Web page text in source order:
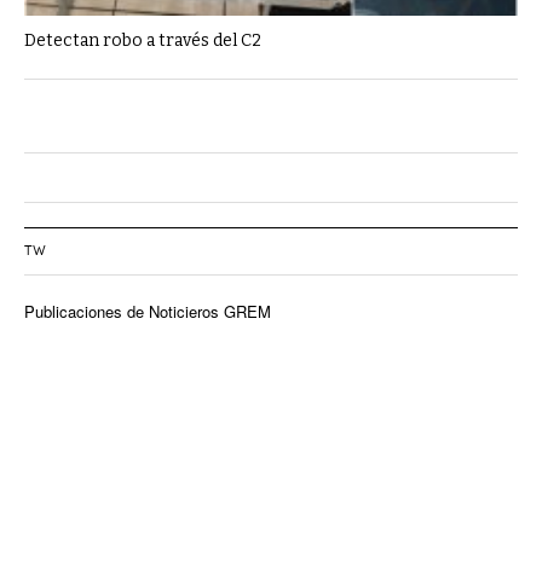
Detectan robo a través del C2
TW
Publicaciones de Noticieros GREM